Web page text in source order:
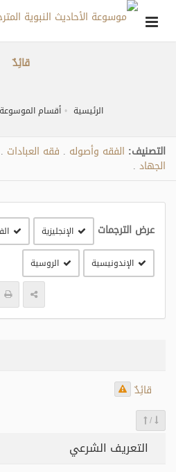
قائِدٌ
الرئيسية أقسام الموسوعة
التصنيف: الفقه وأصوله فقه العبادات
الجهاد
عرض الترجمات الإنجليزية
الإندونيسية الروسية
قائِدٌ
/
التعريف الشرعي